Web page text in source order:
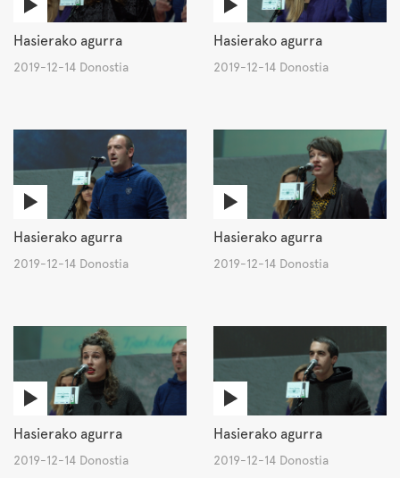
Hasierako agurra
2019-12-14 Donostia
Hasierako agurra
2019-12-14 Donostia
Hasierako agurra
2019-12-14 Donostia
Hasierako agurra
2019-12-14 Donostia
Hasierako agurra
2019-12-14 Donostia
Hasierako agurra
2019-12-14 Donostia